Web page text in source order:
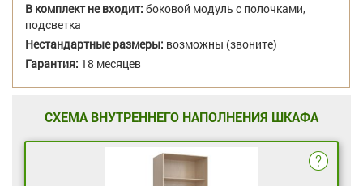
В комплект не входит: боковой модуль с полочками,
подсветка
Нестандартные размеры: возможны (звоните)
Гарантия: 18 месяцев
СХЕМА ВНУТРЕННЕГО НАПОЛНЕНИЯ ШКАФА